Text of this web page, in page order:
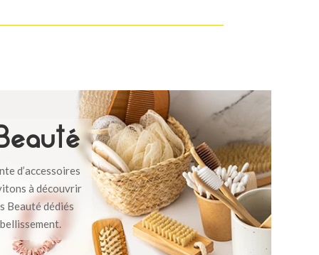
d’accessoires
à découvrir
Beauté dédiés